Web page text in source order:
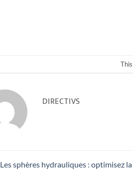
DIRECTIVS
Les sphères hydrauliques : optimisez